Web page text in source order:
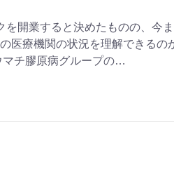
開業すると決めたものの、今
医療機関の状況を理解できるの
マチ膠原病グループの…